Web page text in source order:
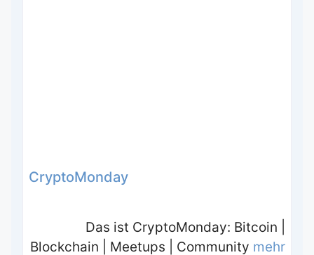
CryptoMonday
Das ist CryptoMonday: Bitcoin |
Blockchain | Meetups | Community mehr